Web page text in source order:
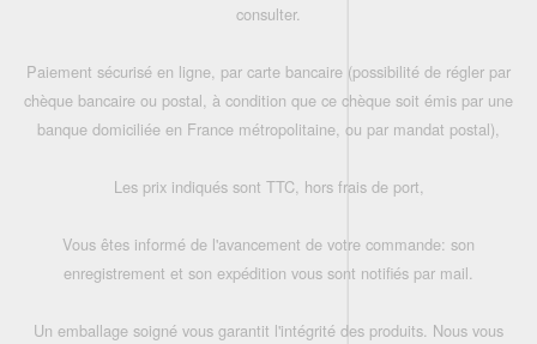
consulter.
Paiement sécurisé en ligne, par carte bancaire (possibilité de régler par
chèque bancaire ou postal, à condition que ce chèque soit émis par une
banque domiciliée en France métropolitaine, ou par mandat postal),
Les prix indiqués sont TTC, hors frais de port,
Vous êtes informé de l'avancement de votre commande: son
enregistrement et son expédition vous sont notifiés par mail.
Un emballage soigné vous garantit l'intégrité des produits. Nous vous